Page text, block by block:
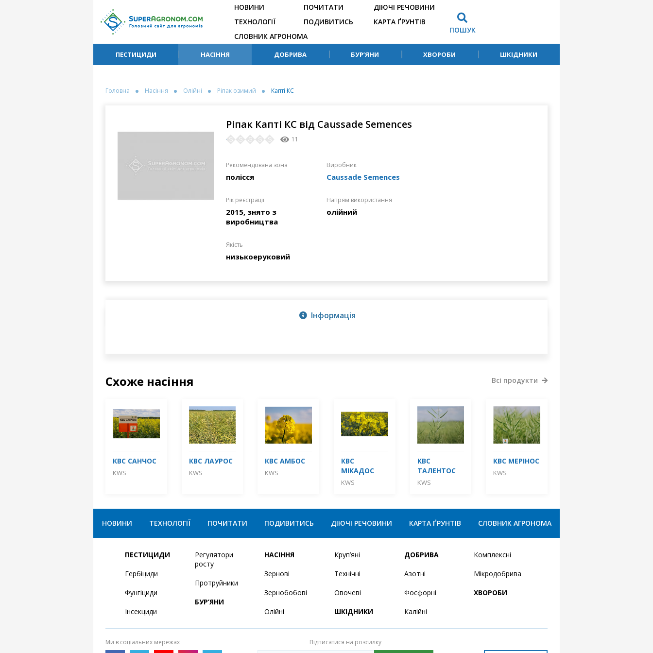
НОВИНИ
ТЕХНОЛОГІЇ
ПОЧИТАТИ
ПОДИВИТИСЬ
ДІЮЧІ РЕЧОВИНИ
КАРТА ҐРУНТІВ
СЛОВНИК АГРОНОМА
ПОШУК
ПЕСТИЦИДИ НАСІННЯ ДОБРИВА БУР’ЯНИ ХВОРОБИ ШКІДНИКИ
Головна Насіння Олійні Ріпак озимий Капті КС
Ріпак Капті КС від Caussade Semences
11
Рекомендована зона
полісся
Виробник
Caussade Semences
Рік реєстрації
2015, знято з
виробництва
Напрям використання
олійний
Якість
низькоеруковий
Інформація
Схоже насіння
КВС САНЧОС
KWS
КВС ЛАУРОС
KWS
КВС АМБОС
KWS
КВС
МІКАДОС
KWS
КВС
ТАЛЕНТОС
KWS
КВС МЕРІНОС
KWS
Всі продукти
НОВИНИ ТЕХНОЛОГІЇ ПОЧИТАТИ ПОДИВИТИСЬ ДІЮЧІ РЕЧОВИНИ КАРТА ҐРУНТІВ СЛОВНИК АГРОНОМА
ПЕСТИЦИДИ
Гербіциди
Фунгіциди
Інсекциди
Регулятори
росту
Протруйники
БУР’ЯНИ
НАСІННЯ
Зернові
Зернобобові
Олійні
Круп’яні
Технічні
Овочеві
ШКІДНИКИ
ДОБРИВА
Азотні
Фосфорні
Калійні
Комплексні
Мікродобрива
ХВОРОБИ
Ми в соціальних мережах Підписатися на розсилку